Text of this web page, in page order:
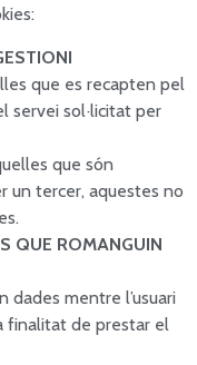
que es recapten pel
servei sol·licitat per
que són
un tercer, aquestes no
QUE ROMANGUIN
dades mentre l’usuari
finalitat de prestar el